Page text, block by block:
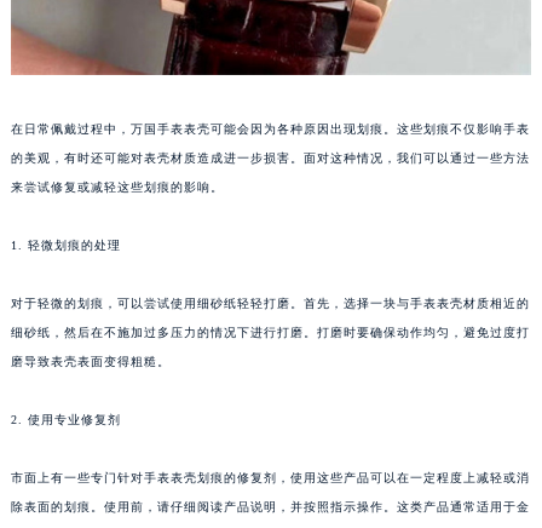
在日常佩戴过程中，万国手表表壳可能会因为各种原因出现划痕。这些划痕不仅影响手表
的美观，有时还可能对表壳材质造成进一步损害。面对这种情况，我们可以通过一些方法
来尝试修复或减轻这些划痕的影响。
1. 轻微划痕的处理
对于轻微的划痕，可以尝试使用细砂纸轻轻打磨。首先，选择一块与手表表壳材质相近的
细砂纸，然后在不施加过多压力的情况下进行打磨。打磨时要确保动作均匀，避免过度打
磨导致表壳表面变得粗糙。
2. 使用专业修复剂
市面上有一些专门针对手表表壳划痕的修复剂，使用这些产品可以在一定程度上减轻或消
除表面的划痕。使用前，请仔细阅读产品说明，并按照指示操作。这类产品通常适用于金